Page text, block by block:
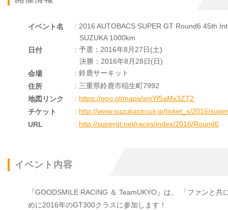
イベント名
: 2016 AUTOBACS SUPER GT Round6 45th
SUZUKA 1000km
日付
: 予選：2016年8月27日(土)
決勝：2016年8月28日(日)
会場
: 鈴鹿サーキット
住所
: 三重県鈴鹿市稲生町7992
地図リンク
: https://goo.gl/maps/xmYf5aMx3ZT2
チケット
: http://www.suzukacircuit.jp/ticket_s/2016/
URL
: http://supergt.net/races/index/2016/Round6
イベント内容
『GOODSMILE RACING ＆ TeamUKYO』は、 「ファンと
めに2016年のGT300クラスに参加します！